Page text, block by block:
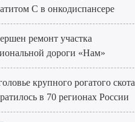
С в онкодиспансере
ремонт участка
дороги «Нам»
крупного рогатого скота
в 70 регионах России